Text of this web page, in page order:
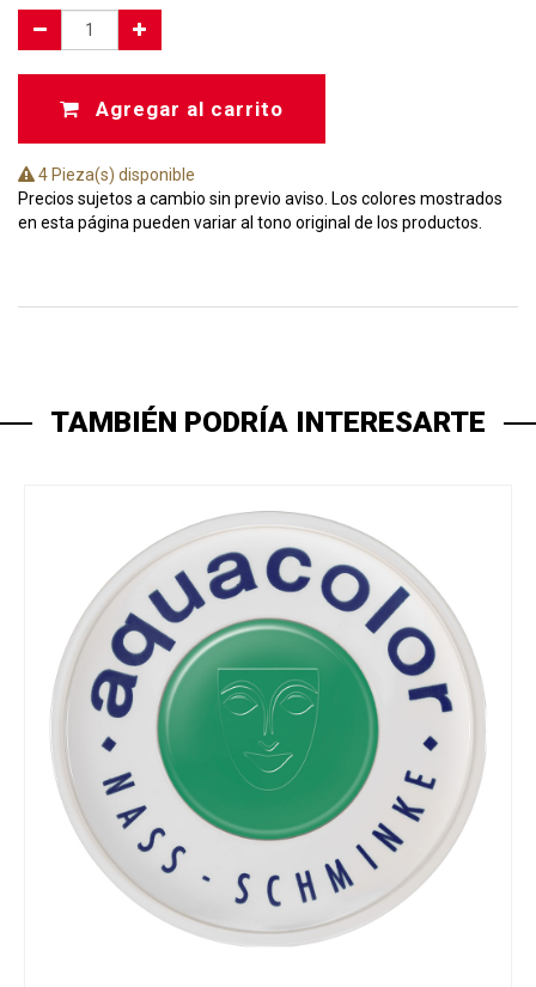
Agregar al carrito
4 Pieza(s) disponible
Precios sujetos a cambio sin previo aviso. Los colores mostrados
en esta página pueden variar al tono original de los productos.
TAMBIÉN PODRÍA INTERESARTE